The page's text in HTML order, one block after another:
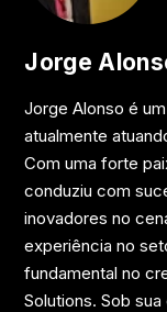
Jorge
Jorge Alonso é
atualmente
Com uma forte
conduziu com
inovadores no
experiência no
fundamental no
Solutions. Sob